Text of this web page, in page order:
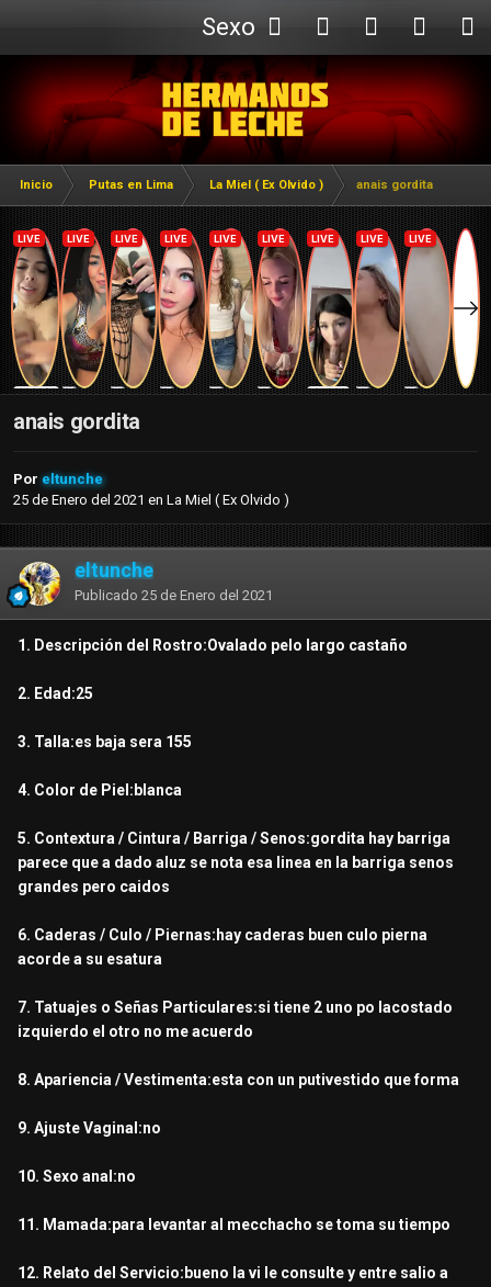
Sexo
Webcam
Inicio Putas en Lima La Miel ( Ex Olvido ) anais gordita
anais gordita
Por eltunche
25 de Enero del 2021 en La Miel ( Ex Olvido )
eltunche
Publicado 25 de Enero del 2021
1. Descripción del Rostro:Ovalado pelo largo castaño
2. Edad:25
3. Talla:es baja sera 155
4. Color de Piel:blanca
5. Contextura / Cintura / Barriga / Senos:gordita hay barriga
parece que a dado aluz se nota esa linea en la barriga senos
grandes pero caidos
6. Caderas / Culo / Piernas:hay caderas buen culo pierna
acorde a su esatura
7. Tatuajes o Señas Particulares:si tiene 2 uno po lacostado
izquierdo el otro no me acuerdo
8. Apariencia / Vestimenta:esta con un putivestido que forma
9. Ajuste Vaginal:no
10. Sexo anal:no
11. Mamada:para levantar al mecchacho se toma su tiempo
12. Relato del Servicio:bueno la vi le consulte y entre salio a